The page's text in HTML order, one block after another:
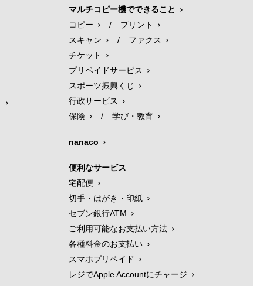
マルチコピー機でできること
コピー
/
プリント
スキャン
/
ファクス
チケット
プリペイドサービス
スポーツ振興くじ
行政サービス
保険
/ 学び・教育
nanaco
便利なサービス
宅配便
切手・はがき・印紙
セブン銀行ATM
ご利用可能なお支払い方法
各種料金のお支払い
スマホプリペイド
レジでApple Accountにチャージ